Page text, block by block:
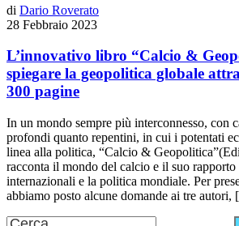
di Dario Roverato
28 Febbraio 2023
L’innovativo libro “Calcio &
spiegare la geopolitica globale
300 pagine
In un mondo sempre più interconnesso, con
profondi quanto repentini, in cui i potentati
linea alla politica, “Calcio &
racconta il mondo del calcio e il suo
internazionali e la politica mondiale. Per
abbiamo posto alcune domande ai tre
Ricerca